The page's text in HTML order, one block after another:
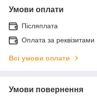
Умови оплати
Післяплата
Оплата за реквізитами
Всі умови оплати
Умови повернення